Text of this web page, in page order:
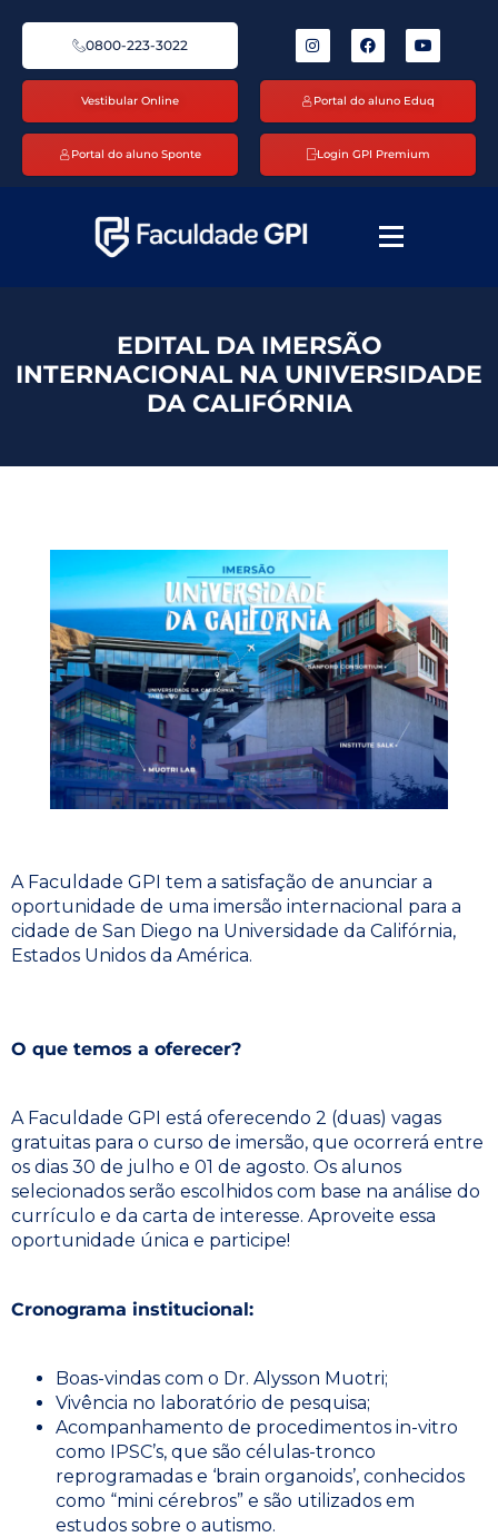
0800-223-3022
Vestibular Online Portal do aluno Eduq
Portal do aluno Sponte Login GPI Premium
EDITAL DA IMERSÃO
INTERNACIONAL NA UNIVERSIDADE
DA CALIFÓRNIA
A Faculdade GPI tem a satisfação de anunciar a
oportunidade de uma imersão internacional para a
cidade de San Diego na Universidade da Califórnia,
Estados Unidos da América.
O que temos a oferecer?
A Faculdade GPI está oferecendo 2 (duas) vagas
gratuitas para o curso de imersão, que ocorrerá entre
os dias 30 de julho e 01 de agosto. Os alunos
selecionados serão escolhidos com base na análise do
currículo e da carta de interesse. Aproveite essa
oportunidade única e participe!
Cronograma institucional:
Boas-vindas com o Dr. Alysson Muotri;
Vivência no laboratório de pesquisa;
Acompanhamento de procedimentos in-vitro
como IPSC’s, que são células-tronco
reprogramadas e ‘brain organoids’, conhecidos
como “mini cérebros” e são utilizados em
estudos sobre o autismo.